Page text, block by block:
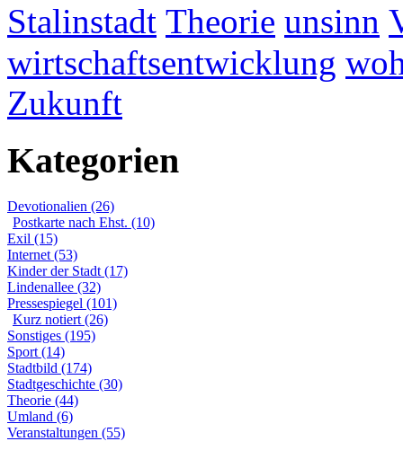
Stalinstadt Theorie unsinn
wirtschaftsentwicklung
Zukunft
Kategorien
Devotionalien (26)
Postkarte nach Ehst. (10)
Exil (15)
Internet (53)
Kinder der Stadt (17)
Lindenallee (32)
Pressespiegel (101)
Kurz notiert (26)
Sonstiges (195)
Sport (14)
Stadtbild (174)
Stadtgeschichte (30)
Theorie (44)
Umland (6)
Veranstaltungen (55)